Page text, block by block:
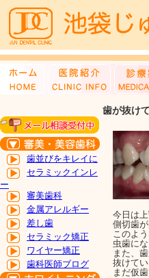
歯並びをキレイに
セラミックインレ
ー
審美歯科
金属アレルギー
差し歯
セラミック矯正
ワイヤー矯正
歯科医師ブログ
歯が抜け
今日は
側切歯
このよ
虫歯に
また、
抜けて
まだ仮